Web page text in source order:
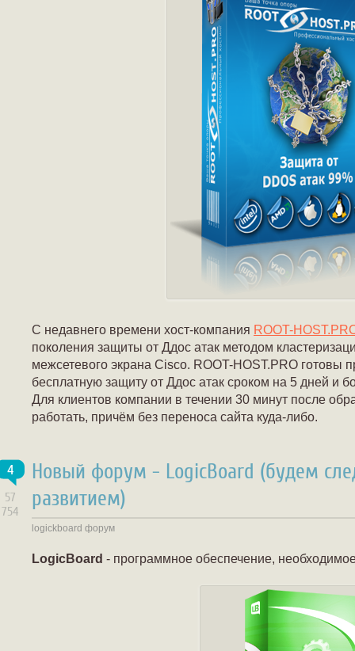
С недавнего времени хост-компания ROOT-
поколения защиты от Ддос атак методом
межсетевого экрана Cisco. ROOT-HOST.PRO готовы
бесплатную защиту от Ддос атак сроком на 5 дней и
Для клиентов компании в течении 30 минут после
работать, причём без переноса сайта куда-либо.
Новый форум - LogicBoard (будем
развитием)
4
57
754
logickboard форум
LogicBoard - программное обеспечение,